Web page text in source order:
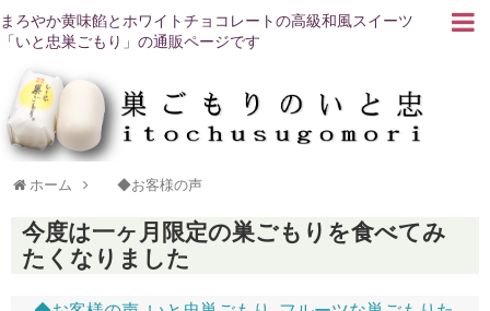
まろやか黄味餡とホワイトチョコレートの高級和風スイーツ
「いと忠巣ごもり」の通販ページです
ホーム ◆お客様の声
今度は一ヶ月限定の巣ごもりを食べてみ
たくなりました